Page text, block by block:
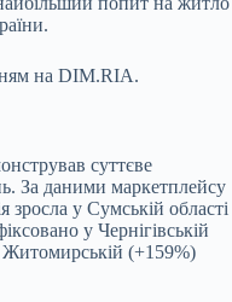
на DIM.RIA.
суттєве
За даними маркетплейсу
у Сумській області
у Чернігівській
Житомирській (+159%)